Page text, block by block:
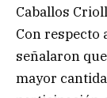
Caballos
Con respecto
señalaron
mayor